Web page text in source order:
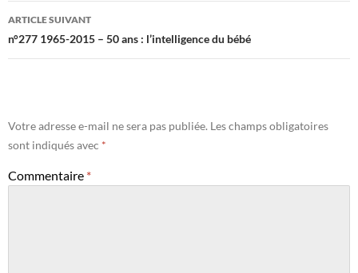
ARTICLE SUIVANT
n°277 1965-2015 – 50 ans : l’intelligence du bébé
Votre adresse e-mail ne sera pas publiée. Les champs obligatoires
sont indiqués avec *
Commentaire *